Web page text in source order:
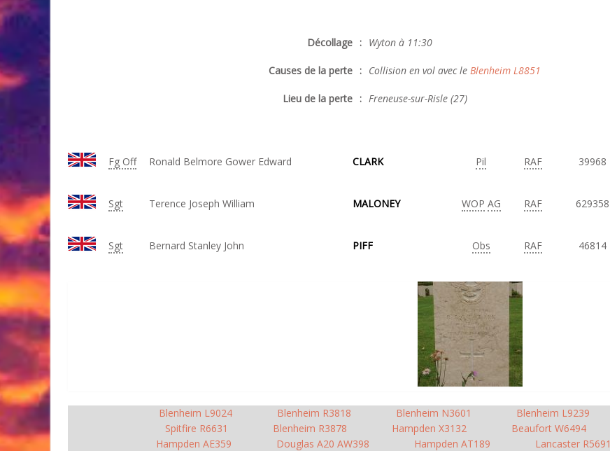
Décollage : Wyton à 11:30
Causes de la perte : Collision en vol avec le Blenheim L8851
Lieu de la perte : Freneuse-sur-Risle (27)
Fg Off Ronald Belmore Gower Edward CLARK Pil RAF 39968
Sgt Terence Joseph William MALONEY WOP AG RAF 629358
Sgt Bernard Stanley John PIFF Obs RAF 46814
Blenheim L9024 Blenheim R3818 Blenheim N3601 Blenheim L9239
Spitfire R6631
Blenheim R3878 Hampden X3132 Beaufort W6494
Hampden AE359
Douglas A20 AW398 Hampden AT189 Lancaster R5691